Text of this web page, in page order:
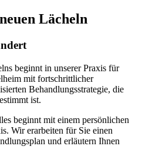
Lächeln
beginnt in unserer Praxis für
mit fortschrittlicher
Behandlungsstrategie, die
ist.
beginnt mit einem persönlichen
Wir erarbeiten für Sie einen
und erläutern Ihnen